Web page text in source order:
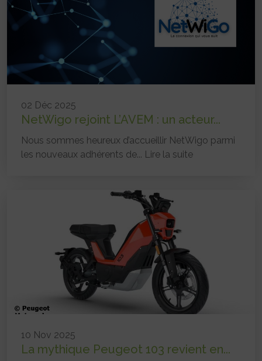
02 Déc 2025
NetWigo rejoint L’AVEM : un acteur...
Nous sommes heureux d’accueillir NetWigo parmi
les nouveaux adhérents de... Lire la suite
10 Nov 2025
La mythique Peugeot 103 revient en...